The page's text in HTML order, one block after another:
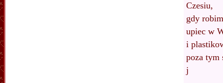
Czesiu,
gdy
upiec w
i
poza tym
j